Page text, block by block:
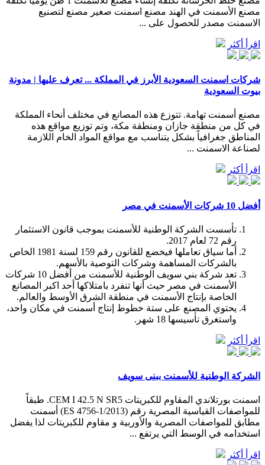
مصنع الأسمنت في الهند مصنع اسمنت صغير مصنع لتصنيع
الاسمنت مصدر للحصول على ...
اقرأ أكثر
شركات اسمنت السعودية الأبرز في المملكة ... تعرف عليها | مدونة
بيوت السعودية
مصنع أسمنت تهامة. تتوزع هذه المصانع في مختلف أنحاء المملكة
في كل من منطقة جازان ومنطقة مكة، وتم توزيع مواقع هذه
المناطق جغرافياً بشكل يتناسب مع مواقع المواد الخام اللازمة
لصناعة الاسمنت ...
اقرأ أكثر
أفضل 10 شركات الأسمنت في مصر
تأسست الشركة الوطنية للأسمنت بموجب قانون الاستثمار
رقم 72 لعام 2017.
أما سياق تعاملها فيخضع للقانون رقم 159 لسنة 1981 الخاص
بالشركات المساهمة وشركات التوصية بالأسهم.
تعد شركة بني سويف الوطنية للأسمنت من أفضل 10 شركات
الأسمنت في مصر حيث أنها تنفرد بامتلاكها أحد اكبر المصانع
الخاصة بإنتاج الأسمنت في منطقة الشرق الأوسط والعالم.
يحتوي المصنع على ستة خطوط إنتاج أسمنت في مكان واحد،
واستغرق تأسيسها 18 شهر.
اقرأ أكثر
الشركة الوطنية للأسمنت ببنى سويف
اسمنت بورتلاندي المقاوم للكبريتات CEM I 42.5 N SR5. طبقاً
للمواصفات القياسية المصرية رقم (ES 4756-1/2013) أسمنت
مطابق للمواصفات المصرية والأوربية و مقاوم للكبريتات لذا يفضل
استخدامه في الوسط التي يرتفع ...
اقرأ أكثر